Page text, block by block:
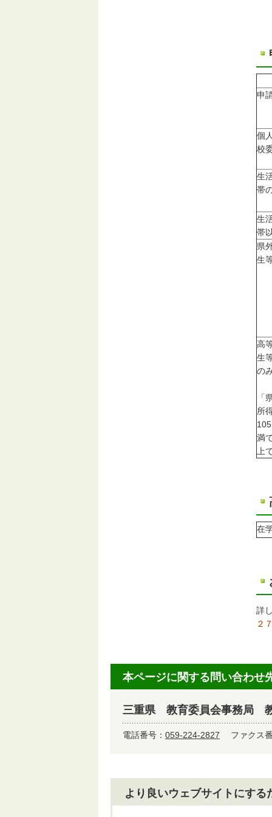
申
個
校
生
帯
生
帯
県
生
高
生
の
「
所
満
上
在
詳
２
本ページに関する問い合わせ
三重県 教育委員会事務局
電話番号： 059-224-2827 ファクス
より良いウェブサイトにす